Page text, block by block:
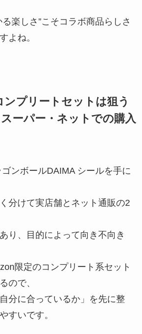
楽しさ”こそコラボ商品らしさ
よね。
ンプリートセットは狙う
ーパー・ネットでの購入
ンボールDAIMA シールを手に
分けて実店舗とネット通販の2
り、目的によって向き不向き
限定のコンプリート系セット
ので、
分に合っているか」を先に整
すいです。